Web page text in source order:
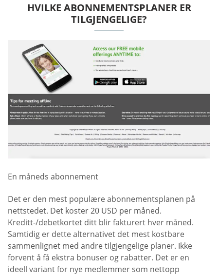
HVILKE ABONNEMENTSPLANER ER
TILGJENGELIGE?
En måneds abonnement
Det er den mest populære abonnementsplanen på
nettstedet. Det koster 20 USD per måned.
Kreditt-/debetkortet ditt blir fakturert hver måned.
Samtidig er dette alternativet det mest kostbare
sammenlignet med andre tilgjengelige planer. Ikke
forvent å få ekstra bonuser og rabatter. Det er en
ideell variant for nye medlemmer som nettopp